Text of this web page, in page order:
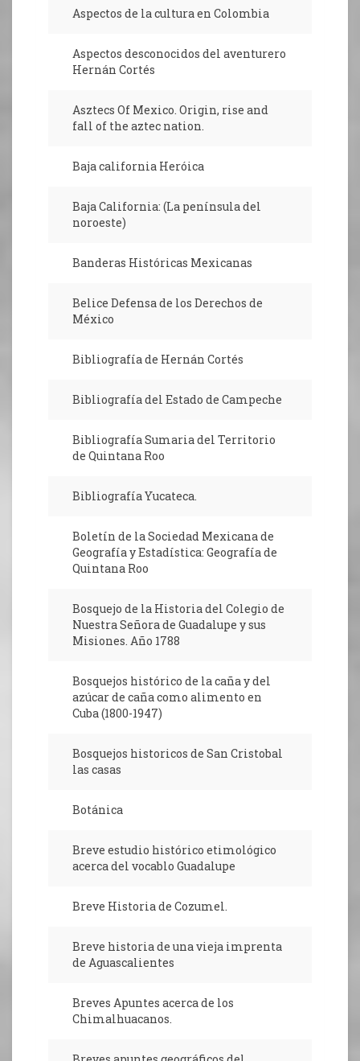
Aspectos de la cultura en Colombia
Aspectos desconocidos del aventurero
Hernán Cortés
Asztecs Of Mexico. Origin, rise and
fall of the aztec nation.
Baja california Heróica
Baja California: (La península del
noroeste)
Banderas Históricas Mexicanas
Belice Defensa de los Derechos de
México
Bibliografía de Hernán Cortés
Bibliografía del Estado de Campeche
Bibliografía Sumaria del Territorio
de Quintana Roo
Bibliografía Yucateca.
Boletín de la Sociedad Mexicana de
Geografía y Estadística: Geografía de
Quintana Roo
Bosquejo de la Historia del Colegio de
Nuestra Señora de Guadalupe y sus
Misiones. Año 1788
Bosquejos histórico de la caña y del
azúcar de caña como alimento en
Cuba (1800-1947)
Bosquejos historicos de San Cristobal
las casas
Botánica
Breve estudio histórico etimológico
acerca del vocablo Guadalupe
Breve Historia de Cozumel.
Breve historia de una vieja imprenta
de Aguascalientes
Breves Apuntes acerca de los
Chimalhuacanos.